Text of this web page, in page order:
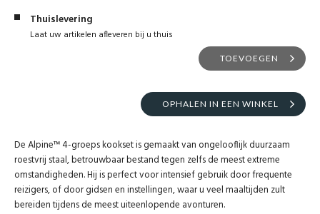
Thuislevering
Laat uw artikelen afleveren bij u thuis
TOEVOEGEN
OPHALEN IN EEN WINKEL
De Alpine™ 4-groeps kookset is gemaakt van ongelooflijk duurzaam
roestvrij staal, betrouwbaar bestand tegen zelfs de meest extreme
omstandigheden. Hij is perfect voor intensief gebruik door frequente
reizigers, of door gidsen en instellingen, waar u veel maaltijden zult
bereiden tijdens de meest uiteenlopende avonturen.